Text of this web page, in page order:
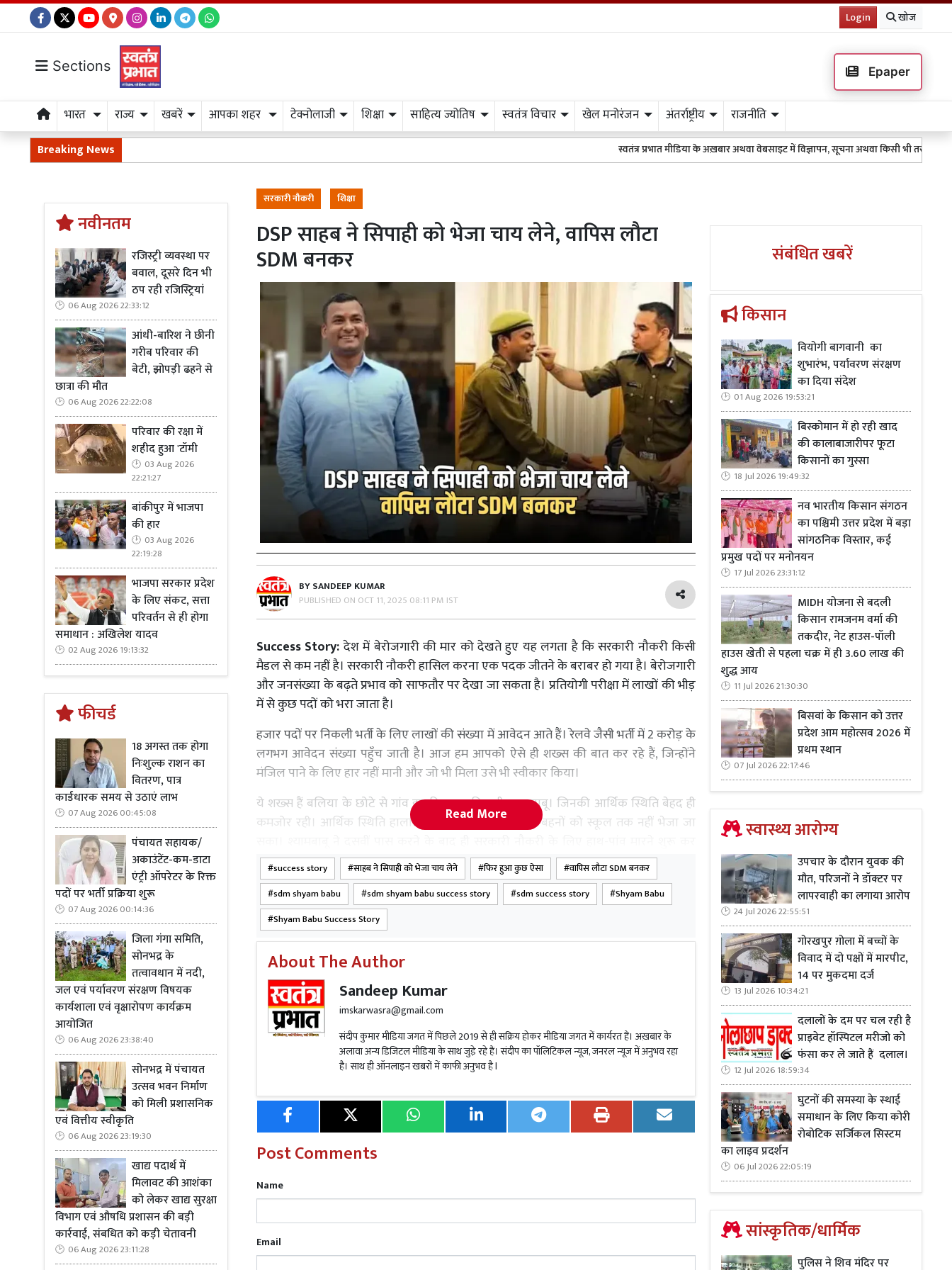
Login खोज
Sections Epaper
भारत राज्य खबरें आपका शहर टेक्नोलाजी शिक्षा साहित्य ज्योतिष स्वतंत्र विचार खेल मनोरंजन अंतर्राष्ट्रीय राजनीति
Breaking News स्वतंत्र प्रभात मीडिया के अख़बार अथवा वेबसाइट में विज्ञापन, सूचना अथवा किसी भी तरह के प्रकाशन के लिए
नवीनतम
रजिस्ट्री व्यवस्था पर
बवाल, दूसरे दिन भी
ठप रही रजिस्ट्रियां
06 Aug 2026 22:33:12
आंधी-बारिश ने छीनी
गरीब परिवार की
बेटी, झोपड़ी ढहने से
छात्रा की मौत
06 Aug 2026 22:22:08
परिवार की रक्षा में
शहीद हुआ 'टॉमी
03 Aug 2026
22:21:27
बांकीपुर में भाजपा
की हार
03 Aug 2026
22:19:28
भाजपा सरकार प्रदेश
के लिए संकट, सत्ता
परिवर्तन से ही होगा
समाधान : अखिलेश यादव
02 Aug 2026 19:13:32
फीचर्ड
18 अगस्त तक होगा
निःशुल्क राशन का
वितरण, पात्र
कार्डधारक समय से उठाएं लाभ
07 Aug 2026 00:45:08
पंचायत सहायक/
अकाउंटेंट-कम-डाटा
एंट्री ऑपरेटर के रिक्त
पदों पर भर्ती प्रक्रिया शुरू
07 Aug 2026 00:14:36
जिला गंगा समिति,
सोनभद्र के
तत्वावधान में नदी,
जल एवं पर्यावरण संरक्षण विषयक
कार्यशाला एवं वृक्षारोपण कार्यक्रम
आयोजित
06 Aug 2026 23:38:40
सोनभद्र में पंचायत
उत्सव भवन निर्माण
को मिली प्रशासनिक
एवं वित्तीय स्वीकृति
06 Aug 2026 23:19:30
खाद्य पदार्थ में
मिलावट की आशंका
को लेकर खाद्य सुरक्षा
विभाग एवं औषधि प्रशासन की बड़ी
कार्रवाई, संबधित को कड़ी चेतावनी
06 Aug 2026 23:11:28
सरकारी नौकरी शिक्षा
DSP साहब ने सिपाही को भेजा चाय लेने, वापिस लौटा
SDM बनकर
BYSANDEEP KUMAR
PUBLISHED ON OCT 11, 2025 08:11 PM IST
Success Story:देश में बेरोजगारी की मार को देखते हुए यह लगता है कि सरकारी नौकरी किसी
मैडल से कम नहीं है। सरकारी नौकरी हासिल करना एक पदक जीतने के बराबर हो गया है। बेरोजगारी
और जनसंख्या के बढ़ते प्रभाव को साफतौर पर देखा जा सकता है। प्रतियोगी परीक्षा में लाखों की भीड़
में से कुछ पदों को भरा जाता है।
हजार पदों पर निकली भर्ती के लिए लाखों की संख्या में आवेदन आते हैं। रेलवे जैसी भर्ती में 2 करोड़ के
लगभग आवेदन संख्या पहुँच जाती है। आज हम आपको ऐसे ही शख्स की बात कर रहे हैं, जिन्होंने
मंजिल पाने के लिए हार नहीं मानी और जो भी मिला उसे भी स्वीकार किया।
ये शख्स हैं बलिया के छोटे से गांव इब्राहिमाबाद निवासी श्यामबाबू। जिनकी आर्थिक स्थिति बेहद ही
कमजोर रही। आर्थिक स्थिति हालात इसी से पता चलती है की बहनों को स्कूल तक नहीं भेजा जा
दिए।
अंतत: मेहनत रंग लाई और यूपी पुलिस के हेड कांस्टेबल पद पर भर्ती हो गए। हालांकि सिपाही बनने के
बाद भी उन्होंने लक्ष्य को हासिल करने की ठान रखी थी। नौकरी से छुट्टी नहीं मिली तब प्राइवेट ही
पढ़ाई जारी रखी। 2010 से उनको पीसीएस परीक्षा देने की धुन सवार हुई।
Read More
अम्बेडकरनगर जिले की नेहा यादव ने टीजीटी कला भर्ती में हासिल की 6वीं रैंक,
बढ़ाया जिले का मान
2016 में पीसीएस परीक्षा में 52वीं रैंक हासिल की और SDM बने। 12वीं पास करने के बाद ही पुलिस में
कांस्टेबल बन गए थे। 14 साल पुलिस में नौकरी करने वाले श्यामबाबू को जब डिप्टी एसपी साहब ने
चाय लाने के लिए भेजा तो इसी दौरान शयाम बाबू के फोन पर एक सन्देश आया, जिसमें वो पीसीएस
परीक्षा पास कर चुके थे।
Read Moreसमर्थ पोर्टल के माध्यम से संचालित स्नातकोत्तर द्वितीय सेमेस्टर के पांच विषयों का
परीक्षा परिणाम घोषित
Read More
success story साहब ने सिपाही को भेजा चाय लेने फिर हुआ कुछ ऐसा
वापिस लौटा SDM बनकर
sdm shyam babu
sdm shyam babu success story sdm success story
Shyam Babu
Shyam Babu Success Story
About The Author
Sandeep Kumar
imskarwasra@gmail.com
संदीप कुमार मीडिया जगत में पिछले 2019 से ही सक्रिय होकर मीडिया जगत में कार्यरत हैं। अख़बार के
अलावा अन्य डिजिटल मीडिया के साथ जुड़े रहे हैं। संदीप का पॉलिटिकल न्यूज, जनरल न्यूज में अनुभव रहा
है। साथ ही ऑनलाइन खबरों में काफी अनुभव है l
Post Comments
Name
Email
संबंधित खबरें
किसान
वियोगी बागवानी का
शुभारंभ, पर्यावरण संरक्षण
का दिया संदेश
01 Aug 2026 19:53:21
बिस्कोमान में हो रही खाद
की कालाबाजारीपर फूटा
किसानों का गुस्सा
18 Jul 2026 19:49:32
नव भारतीय किसान संगठन
का पश्चिमी उत्तर प्रदेश में बड़ा
सांगठनिक विस्तार, कई
प्रमुख पदों पर मनोनयन
17 Jul 2026 23:31:12
MIDH योजना से बदली
किसान रामजनम वर्मा की
तकदीर, नेट हाउस-पॉली
हाउस खेती से पहला चक्र में ही 3.60 लाख की
शुद्ध आय
11 Jul 2026 21:30:30
बिसवां के किसान को उत्तर
प्रदेश आम महोत्सव 2026 में
प्रथम स्थान
07 Jul 2026 22:17:46
स्वास्थ्य आरोग्य
उपचार के दौरान युवक की
मौत, परिजनों ने डॉक्टर पर
लापरवाही का लगाया आरोप
24 Jul 2026 22:55:51
गोरखपुर ग़ोला में बच्चों के
विवाद में दो पक्षों में मारपीट,
14 पर मुकदमा दर्ज
13 Jul 2026 10:34:21
दलालों के दम पर चल रही है
प्राइवेट हॉस्पिटल मरीजो को
फंसा कर ले जाते हैं दलाल।
12 Jul 2026 18:59:34
घुटनों की समस्या के स्थाई
समाधान के लिए किया कोरी
रोबोटिक सर्जिकल सिस्टम
का लाइव प्रदर्शन
06 Jul 2026 22:05:19
सांस्कृतिक/धार्मिक
पुलिस ने शिव मंदिर पर